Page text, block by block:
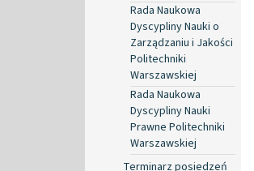
Rada Naukowa
Dyscypliny Nauki o
Zarządzaniu i Jakości
Politechniki
Warszawskiej
Rada Naukowa
Dyscypliny Nauki
Prawne Politechniki
Warszawskiej
Terminarz posiedzeń